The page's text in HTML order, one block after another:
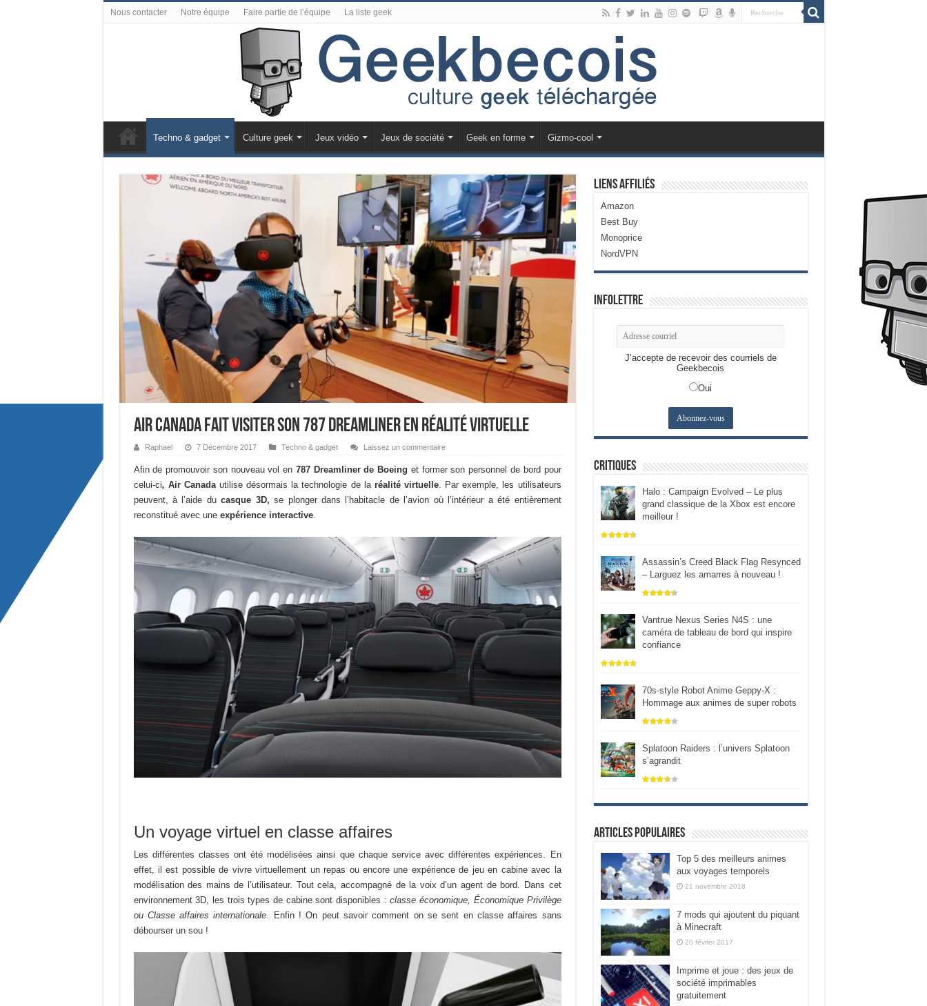
Nous contacter Notre équipe Faire partie de l’équipe La liste geek
Techno & gadget Culture geek Jeux vidéo Jeux de société Geek en forme Gizmo-cool
Air Canada fait visiter son 787 Dreamliner en réalité virtuelle
Raphael 7 Décembre 2017 Techno & gadget Laissez un commentaire
Afin de promouvoir son nouveau vol en 787 Dreamliner de Boeing et former son personnel de bord pour
celui-ci, Air Canadautilise désormais la technologie de la réalité virtuelle. Par exemple, les utilisateurs
peuvent, à l’aide ducasque 3D, se plonger dans l’habitacle de l’avion où l’intérieur a été entièrement
reconstitué avec une expérience interactive.
Un voyage virtuel en classe affaires
Les différentes classes ont été modélisées ainsi que chaque service avec différentes expériences. En
effet, il est possible de vivre virtuellement un repas ou encore une expérience de jeu en cabine avec la
modélisation des mains de l’utilisateur. Tout cela, accompagné de la voix d’un agent de bord. Dans cet
environnement 3D, les trois types de cabine sont disponibles :classe économique, Économique Privilège
ou Classe affaires internationale . Enfin ! On peut savoir comment on se sent en classe affaires sans
débourser un sou !
Liens Affiliés
Amazon
Best Buy
Monoprice
NordVPN
Infolettre
J’accepte de recevoir des courriels de
Geekbecois
Oui
Critiques
Halo : Campaign Evolved – Le plus
grand classique de la Xbox est encore
meilleur !
Assassin’s Creed Black Flag Resynced
– Larguez les amarres à nouveau !
Vantrue Nexus Series N4S : une
caméra de tableau de bord qui inspire
confiance
70s-style Robot Anime Geppy-X :
Hommage aux animes de super robots
Splatoon Raiders : l’univers Splatoon
s’agrandit
Articles populaires
Top 5 des meilleurs animes
aux voyages temporels
21 novembre 2018
7 mods qui ajoutent du piquant
à Minecraft
20 février 2017
Imprime et joue : des jeux de
société imprimables
gratuitement